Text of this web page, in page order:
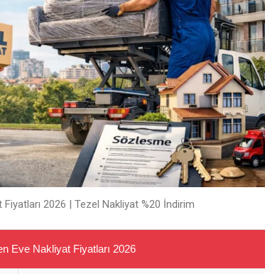
2026 | Tezel Nakliyat %20 İndirim
Eve Nakliyat Fiyatları 2026